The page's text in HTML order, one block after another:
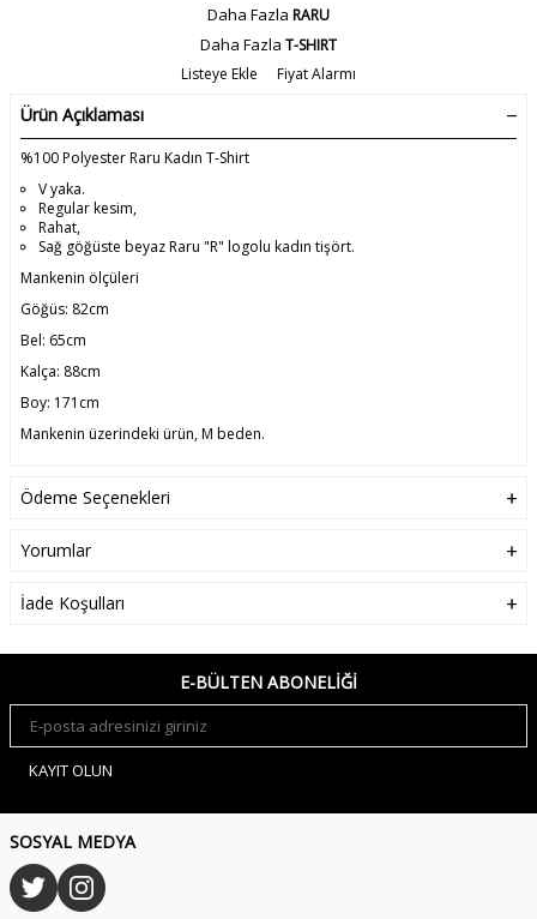
Daha Fazla RARU
Daha Fazla T-SHIRT
Listeye Ekle
Fiyat Alarmı
Ürün Açıklaması
%100 Polyester Raru Kadın T-Shirt
V yaka.
Regular kesim,
Rahat,
Sağ göğüste beyaz Raru "R" logolu kadın tişört.
Mankenin ölçüleri
Göğüs: 82cm
Bel: 65cm
Kalça: 88cm
Boy: 171cm
Mankenin üzerindeki ürün, M beden.
Ödeme Seçenekleri
Yorumlar
İade Koşulları
E-BÜLTEN ABONELIĞI
KAYIT OLUN
SOSYAL MEDYA